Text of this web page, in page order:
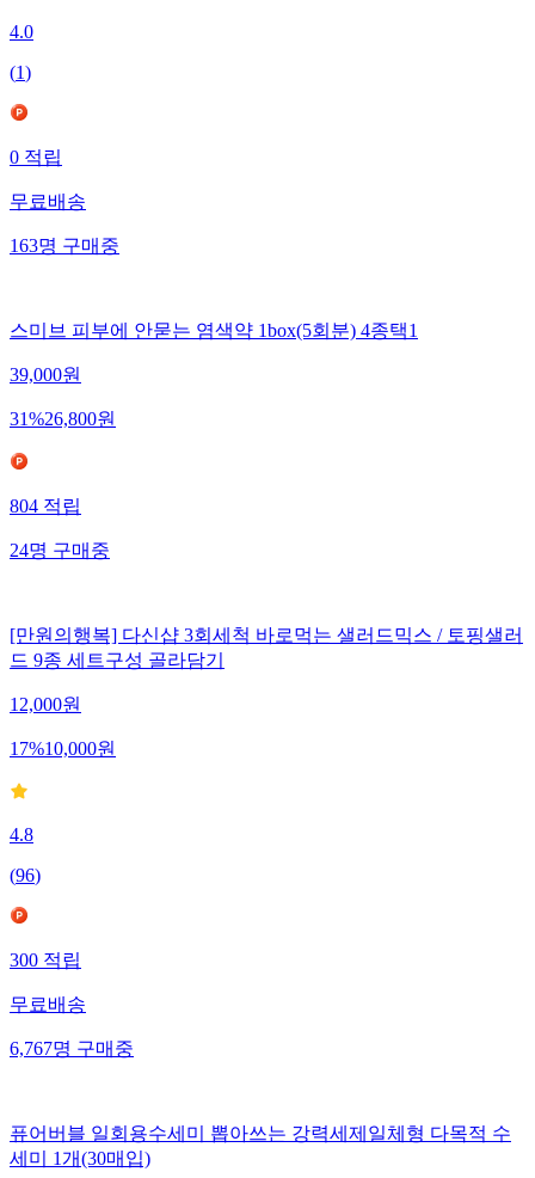
4.0
(1)
0 적립
무료배송
163명 구매중
스미브 피부에 안묻는 염색약 1box(5회분) 4종택1
39,000원
31%26,800원
804 적립
24명 구매중
[만원의행복] 다신샵 3회세척 바로먹는 샐러드믹스 / 토핑샐러
드 9종 세트구성 골라담기
12,000원
17%10,000원
4.8
(96)
300 적립
무료배송
6,767명 구매중
퓨어버블 일회용수세미 뽑아쓰는 강력세제일체형 다목적 수
세미 1개(30매입)